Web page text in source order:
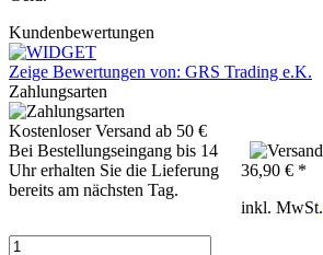
Kundenbewertungen
Zeige Bewertungen von: GRS Trading e.K.
Zahlungsarten
Kostenloser Versand ab 50 €
Bei Bestellungseingang bis 14
Uhr erhalten Sie die Lieferung
bereits am nächsten Tag.
36,90 € *
inkl. MwSt.